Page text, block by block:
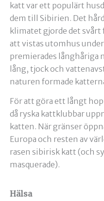
katt var ett populärt
dem till Sibirien. Det
klimatet gjorde det
att vistas utomhus
premierades långhåriga
lång, tjock och
naturen formade
För att göra ett långt
då ryska kattklubbar
katten. När gränser
Europa och resten av
rasen sibirisk katt (och
masquerade).
Hälsa